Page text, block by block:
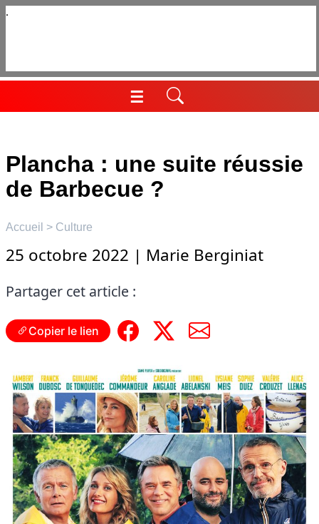
Aller
☰
Menu
Plancha : une suite réussie
de Barbecue ?
Accueil > Culture
25 octobre 2022 | Marie Berginiat
Partager cet article :
Copier le lien